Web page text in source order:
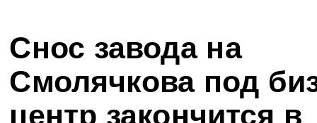
Снос завода на
Смолячкова под
центр закончится в